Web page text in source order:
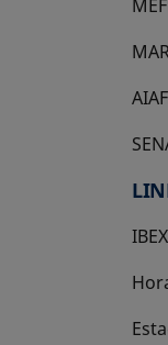
se
AIAF